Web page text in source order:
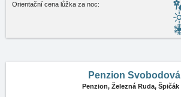
Orientační cena lůžka za noc:
Penzion Svobodová
Penzion, Železná Ruda, Špičák